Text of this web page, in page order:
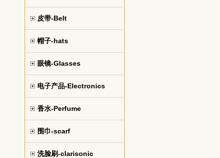
皮带-Belt
帽子-hats
眼镜-Glasses
电子产品-Electronics
香水-Perfume
围巾-scarf
洗脸刷-clarisonic